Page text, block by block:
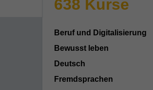
638 Kurse
Beruf und Digitalisierung
Bewusst leben
Deutsch
Fremdsprachen